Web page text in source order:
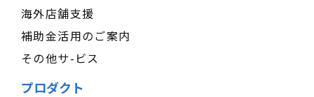
海外店舗支援
補助金活用のご案内
その他サ-ビス
プロダクト